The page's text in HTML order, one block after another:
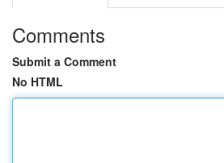
Comments
Submit a Comment
No HTML